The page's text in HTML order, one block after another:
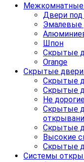
Межкомнатные
Двери
Эмалевые
Шпон
Скрытые
Orange
Скрытые двери
Скрытые
Скрытые
Не
Скрытые
Скрытые
Высокие
Скрытые
Системы